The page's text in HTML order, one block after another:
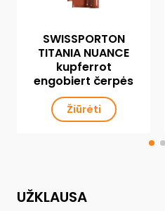
SWISSPORTON
TITANIA NUANCE
kupferrot
engobiert čerpės
Žiūrėti
UŽKLAUSA